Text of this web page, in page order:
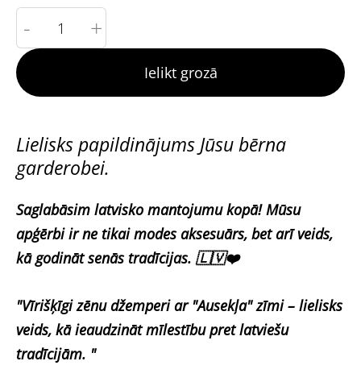
- +
Ielikt grozā
Lielisks papildinājums Jūsu bērna
garderobei.
Saglabāsim latvisko mantojumu kopā! Mūsu
apģērbi ir ne tikai modes aksesuārs, bet arī veids,
kā godināt senās tradīcijas. 🇱🇻❤️
"Vīrišķīgi zēnu džemperi ar "Ausekļa" zīmi – lielisks
veids, kā ieaudzināt mīlestību pret latviešu
tradīcijām. "